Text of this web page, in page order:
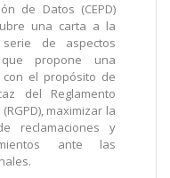
de Datos (CEPD)
una carta a la
de aspectos
propone una
el propósito de
del Reglamento
maximizar la
reclamaciones y
ante las